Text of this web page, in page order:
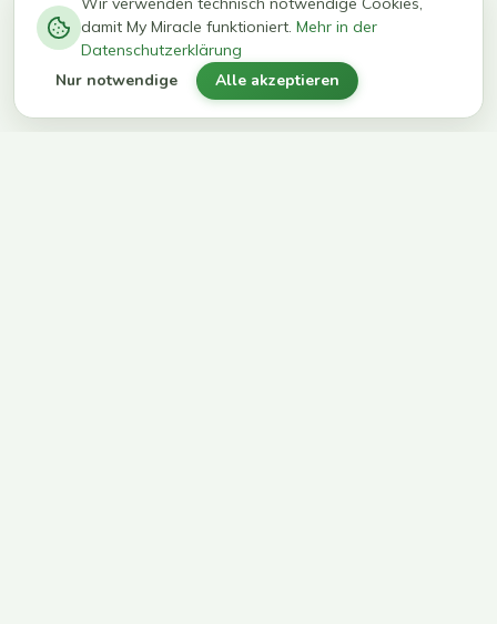
kg in 12
Wochen
erreichen
ihr Ziel
damit My Miracle funktioniert. Mehr in der
Datenschutzerklärung
Nur notwendige Alle akzeptieren